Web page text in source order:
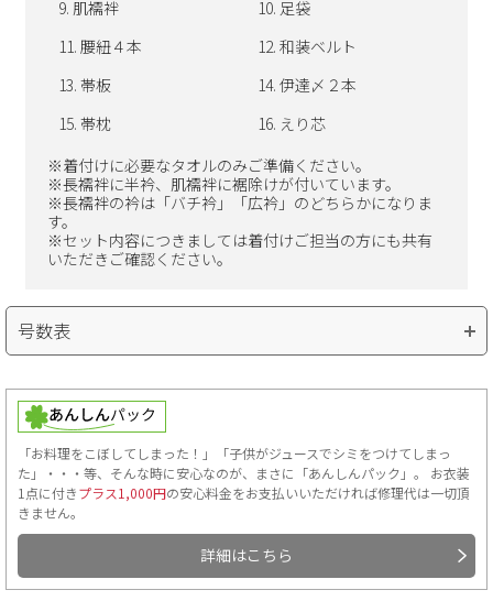
肌襦袢
足袋
腰紐４本
和装ベルト
帯板
伊達〆２本
帯枕
えり芯
※着付けに必要なタオルのみご準備ください。
※長襦袢に半衿、肌襦袢に裾除けが付いています。
※長襦袢の衿は「バチ衿」「広衿」のどちらかになりま
す。
※セット内容につきましては着付けご担当の方にも共有
いただきご確認ください。
号数表
号数の確認方法
バスト・ウエスト・ヒップの中で一番ふくよかな部分をお測りい
ただき、以下の表より号数の確認をお願いします。
9号
「お料理をこぼしてしまった！」「子供がジュースでシミをつけてしまっ
た」・・・等、そんな時に安心なのが、まさに「あんしんパック」。 お衣装
1点に付きプラス1,000円の安心料金をお支払いいただければ修理代は一切頂
きません。
詳細はこちら